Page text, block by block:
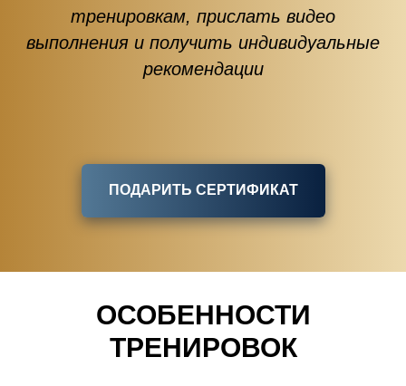
тренировкам, прислать видео
выполнения и получить индивидуальные
рекомендации
ПОДАРИТЬ СЕРТИФИКАТ
ОСОБЕННОСТИ
ТРЕНИРОВОК